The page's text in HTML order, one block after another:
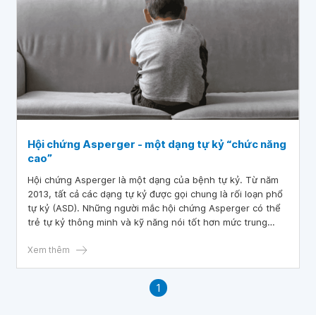
Hội chứng Asperger - một dạng tự kỷ “chức năng
cao”
Hội chứng Asperger là một dạng của bệnh tự kỷ. Từ năm
2013, tất cả các dạng tự kỷ được gọi chung là rối loạn phổ
tự kỷ (ASD). Những người mắc hội chứng Asperger có thể
trẻ tự kỷ thông minh và kỹ năng nói tốt hơn mức trung
cao.
Xem thêm
1